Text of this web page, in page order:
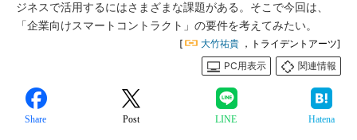
ジネスで活用するにはさまざまな課題がある。そこで今回は、
「企業向けスマートコントラクト」の要件を考えてみたい。
[ 大竹祐貴 ，トライデントアーツ]
PC用表示
関連情報
Share Post LINE Hatena